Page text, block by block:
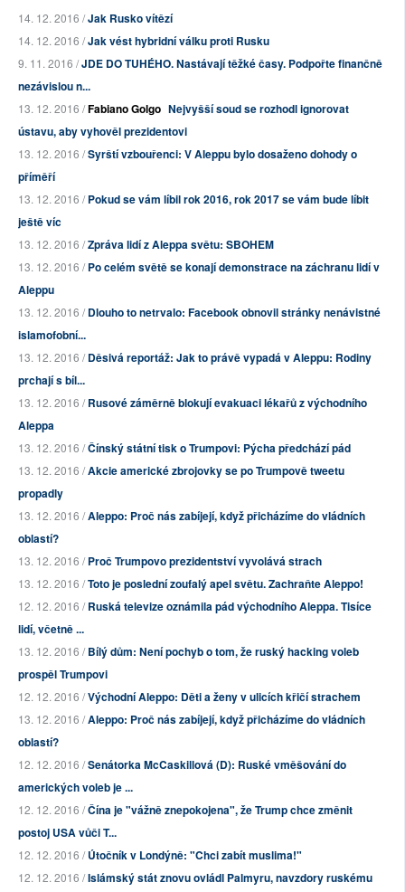
14. 12. 2016 /Jak Rusko vítězí
14. 12. 2016 /Jak vést hybridní válku proti Rusku
9. 11. 2016 /JDE DO TUHÉHO. Nastávají těžké časy. Podpořte finančně
nezávislou n...
13. 12. 2016 /Fabiano Golgo Nejvyšší soud se rozhodl ignorovat
ústavu, aby vyhověl prezidentovi
13. 12. 2016 /Syrští vzbouřenci: V Aleppu bylo dosaženo dohody o
příměří
13. 12. 2016 /Pokud se vám líbil rok 2016, rok 2017 se vám bude líbit
ještě víc
13. 12. 2016 /Zpráva lidí z Aleppa světu: SBOHEM
13. 12. 2016 /Po celém světě se konají demonstrace na záchranu lidí v
Aleppu
13. 12. 2016 /Dlouho to netrvalo: Facebook obnovil stránky nenávistné
islamofobní...
13. 12. 2016 /Děsivá reportáž: Jak to právě vypadá v Aleppu: Rodiny
prchají s bíl...
13. 12. 2016 /Rusové záměrně blokují evakuaci lékařů z východního
Aleppa
13. 12. 2016 /Čínský státní tisk o Trumpovi: Pýcha předchází pád
13. 12. 2016 /Akcie americké zbrojovky se po Trumpově tweetu
propadly
13. 12. 2016 /Aleppo: Proč nás zabíjejí, když přicházíme do vládních
oblastí?
13. 12. 2016 /Proč Trumpovo prezidentství vyvolává strach
13. 12. 2016 /Toto je poslední zoufalý apel světu. Zachraňte Aleppo!
12. 12. 2016 /Ruská televize oznámila pád východního Aleppa. Tisíce
lidí, včetně ...
13. 12. 2016 /Bílý dům: Není pochyb o tom, že ruský hacking voleb
prospěl Trumpovi
12. 12. 2016 /Východní Aleppo: Děti a ženy v ulicích křičí strachem
13. 12. 2016 /Aleppo: Proč nás zabíjejí, když přicházíme do vládních
oblastí?
12. 12. 2016 /Senátorka McCaskillová (D): Ruské vměšování do
amerických voleb je ...
12. 12. 2016 /Čína je "vážně znepokojena", že Trump chce změnit
postoj USA vůči T...
12. 12. 2016 /Útočník v Londýně: "Chci zabít muslima!"
12. 12. 2016 /Islámský stát znovu ovládl Palmyru, navzdory ruskému